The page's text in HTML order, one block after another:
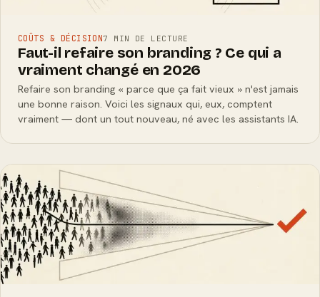
COÛTS & DÉCISION7 MIN DE LECTURE
Faut-il refaire son branding ? Ce qui a
vraiment changé en 2026
Refaire son branding « parce que ça fait vieux » n'est jamais
une bonne raison. Voici les signaux qui, eux, comptent
vraiment — dont un tout nouveau, né avec les assistants IA.